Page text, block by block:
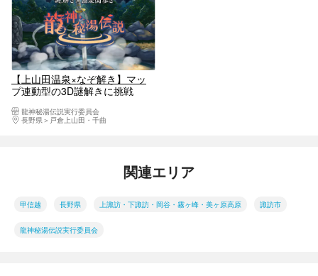
【上山田温泉×なぞ解き】マッ
プ連動型の3D謎解きに挑戦
龍神秘湯伝説実行委員会
長野県
戸倉上山田・千曲
関連エリア
甲信越 長野県 上諏訪・下諏訪・岡谷・霧ヶ峰・美ヶ原高原 諏訪市
龍神秘湯伝説実行委員会